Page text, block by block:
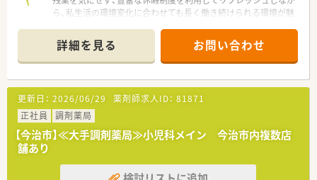
■福利厚生などがしっかりしている企業で働きたい方
■研修制度を利用してご自身のスキルアップもしていきたい方
■キャリアパスに様々な選択肢がある企業をお探しの方
等々、気になる方はお気軽にお問い合わせ下さい。
ら、私生活の環境変化に合わせても長く働き続けられる環境が魅
【店舗情報と応需状況について】
■最寄り駅の伊予富田駅から車で7分の場所に位置しており、
2017年に開局された非常に綺麗な店舗です。
■周辺の中核病院から内科や小児科など複数科目の処方箋を1日
平均100枚応需しており、幅広く経験できます。
■現在の勤務者数は薬剤師4名と事務員4名が在籍しており、管
理薬剤師は女性が務めている職場です。
■正社員として勤務する薬剤師の募集であり、想定される年収は
詳細を見る お問い合わせ
更新日： 2026/06/29 薬剤師求人ID： 81871
正社員
調剤薬局
【今治市】≪大手調剤薬局≫小児科メイン 今治市内複数店
舗あり